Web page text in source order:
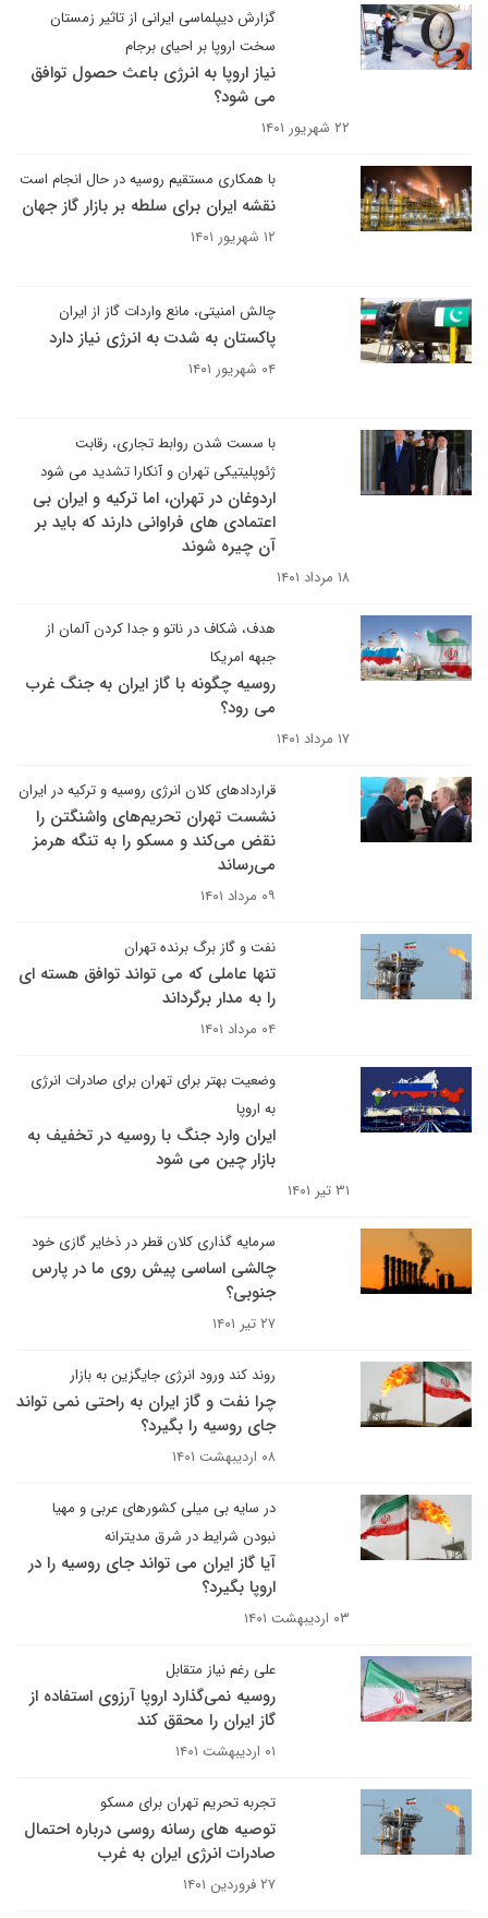
گزارش دیپلماسی ایرانی از تاثیر زمستان
سخت اروپا بر احیای برجام
نیاز اروپا به انرژی باعث حصول توافق
می شود؟
۲۲ شهریور ۱۴۰۱
با همکاری مستقیم روسیه در حال انجام است
نقشه ایران برای سلطه بر بازار گاز جهان
۱۲ شهریور ۱۴۰۱
چالش امنیتی، مانع واردات گاز از ایران
پاکستان به شدت به انرژی نیاز دارد
۰۴ شهریور ۱۴۰۱
با سست شدن روابط تجاری، رقابت
ژئوپلیتیکی تهران و آنکارا تشدید می شود
اردوغان در تهران، اما ترکیه و ایران بی
اعتمادی های فراوانی دارند که باید بر
آن چیره شوند
۱۸ مرداد ۱۴۰۱
هدف، شکاف در ناتو و جدا کردن آلمان از
جبهه امریکا
روسیه چگونه با گاز ایران به جنگ غرب
می رود؟
۱۷ مرداد ۱۴۰۱
قراردادهای کلان انرژی روسیه و ترکیه در ایران
نشست تهران تحریم‌های واشنگتن را
نقض می‌کند و مسکو را به تنگه هرمز
می‌رساند
۰۹ مرداد ۱۴۰۱
نفت و گاز برگ برنده تهران
تنها عاملی که می تواند توافق هسته ای
را به مدار برگرداند
۰۴ مرداد ۱۴۰۱
وضعیت بهتر برای تهران برای صادرات انرژی
به اروپا
ایران وارد جنگ با روسیه در تخفیف به
بازار چین می شود
۳۱ تیر ۱۴۰۱
سرمایه گذاری کلان قطر در ذخایر گازی خود
چالشی اساسی پیش روی ما در پارس
جنوبی؟
۲۷ تیر ۱۴۰۱
روند کند ورود انرژی جایگزین به بازار
چرا نفت و گاز ایران به راحتی نمی تواند
جای روسیه را بگیرد؟
۰۸ اردیبهشت ۱۴۰۱
در سایه بی میلی کشورهای عربی و مهیا
نبودن شرایط در شرق مدیترانه
آیا گاز ایران می تواند جای روسیه را در
اروپا بگیرد؟
۰۳ اردیبهشت ۱۴۰۱
علی رغم نیاز متقابل
روسیه نمی‌گذارد اروپا آرزوی استفاده از
گاز ایران را محقق کند
۰۱ اردیبهشت ۱۴۰۱
تجربه تحریم تهران برای مسکو
توصیه های رسانه روسی درباره احتمال
صادرات انرژی ایران به غرب
۲۷ فروردین ۱۴۰۱